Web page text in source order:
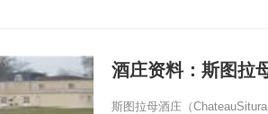
酒庄资料：斯图拉
斯图拉母酒庄（